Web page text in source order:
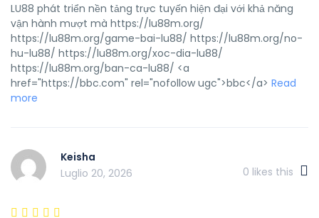
LU88 phát triển nền tảng trực tuyến hiện đại với khả năng
vận hành mượt mà https://lu88m.org/
https://lu88m.org/game-bai-lu88/ https://lu88m.org/no-
hu-lu88/ https://lu88m.org/xoc-dia-lu88/
https://lu88m.org/ban-ca-lu88/ <a
href="https://bbc.com" rel="nofollow ugc">bbc</a> Read
more
Keisha
Luglio 20, 2026
0 likes this